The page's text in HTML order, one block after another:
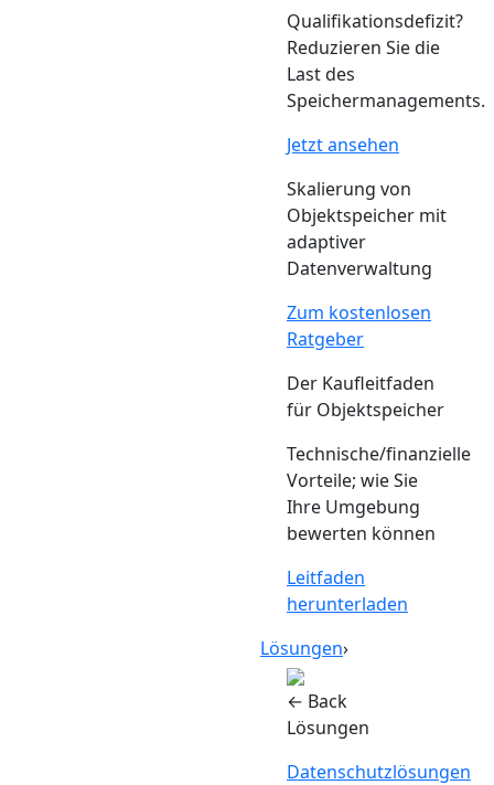
Qualifikationsdefizit?
Reduzieren Sie die
Last des
Speichermanagements.
Jetzt ansehen
Skalierung von
Objektspeicher mit
adaptiver
Datenverwaltung
Zum kostenlosen
Ratgeber
Der Kaufleitfaden
für Objektspeicher
Technische/finanzielle
Vorteile; wie Sie
Ihre Umgebung
bewerten können
Leitfaden
herunterladen
Lösungen›
← Back
Lösungen
Datenschutzlösungen